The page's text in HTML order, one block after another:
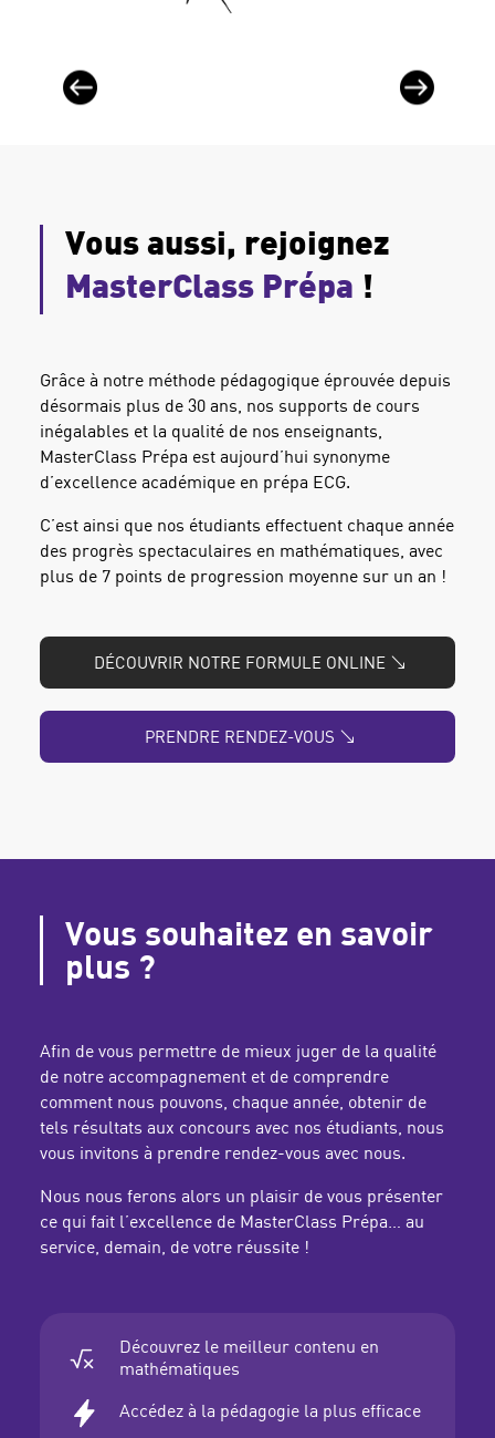
Vous aussi, rejoignez
MasterClass Prépa !
Grâce à notre méthode pédagogique éprouvée depuis
désormais plus de 30 ans, nos supports de cours
inégalables et la qualité de nos enseignants,
MasterClass Prépa est aujourd’hui synonyme
d’excellence académique en prépa ECG.
C’est ainsi que nos étudiants effectuent chaque année
des progrès spectaculaires en mathématiques, avec
plus de 7 points de progression moyenne sur un an !
DÉCOUVRIR NOTRE FORMULE ONLINE
PRENDRE RENDEZ-VOUS
Vous souhaitez en savoir
plus ?
Afin de vous permettre de mieux juger de la qualité
de notre accompagnement et de comprendre
comment nous pouvons, chaque année, obtenir de
tels résultats aux concours avec nos étudiants, nous
vous invitons à prendre rendez-vous avec nous.
Nous nous ferons alors un plaisir de vous présenter
ce qui fait l’excellence de MasterClass Prépa… au
service, demain, de votre réussite !
Découvrez le meilleur contenu en
mathématiques
Accédez à la pédagogie la plus efficace